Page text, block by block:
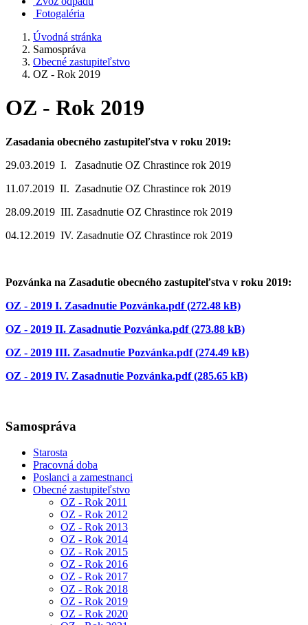
Fotogaléria
Úvodná stránka
Samospráva
Obecné zastupiteľstvo
OZ - Rok 2019
OZ - Rok 2019
Zasadania obecného zastupiteľstva v roku 2019:
29.03.2019 I. Zasadnutie OZ Chrastince rok 2019
11.07.2019 II. Zasadnutie OZ Chrastince rok 2019
28.09.2019 III. Zasadnutie OZ Chrastince rok 2019
04.12.2019 IV. Zasadnutie OZ Chrastince rok 2019
Pozvánka na Zasadutie obecného zastupiteľstva v roku 2019:
OZ - 2019 I. Zasadnutie Pozvánka.pdf (272.48 kB)
OZ - 2019 II. Zasadnutie Pozvánka.pdf (273.88 kB)
OZ - 2019 III. Zasadnutie Pozvánka.pdf (274.49 kB)
OZ - 2019 IV. Zasadnutie Pozvánka.pdf (285.65 kB)
Samospráva
Starosta
Pracovná doba
Poslanci a zamestnanci
Obecné zastupiteľstvo
OZ - Rok 2011
OZ - Rok 2012
OZ - Rok 2013
OZ - Rok 2014
OZ - Rok 2015
OZ - Rok 2016
OZ - Rok 2017
OZ - Rok 2018
OZ - Rok 2019
OZ - Rok 2020